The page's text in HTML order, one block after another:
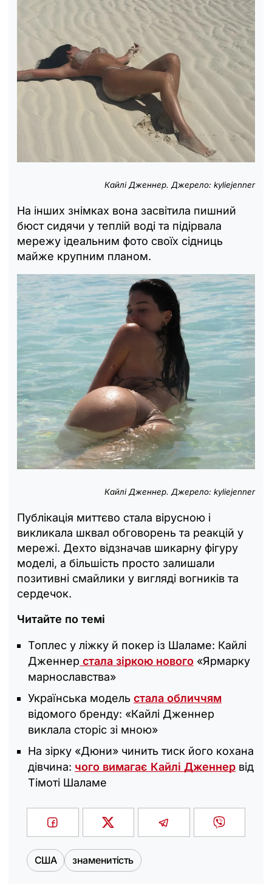
Кайлі Дженнер. Джерело: kyliejenner
На інших знімках вона засвітила пишний
бюст сидячи у теплій воді та підірвала
мережу ідеальним фото своїх сідниць
майже крупним планом.
Кайлі Дженнер. Джерело: kyliejenner
Публікація миттєво стала вірусною і
викликала шквал обговорень та реакцій у
мережі. Дехто відзначав шикарну фігуру
моделі, а більшість просто залишали
позитивні смайлики у вигляді вогників та
сердечок.
Читайте по темі
Топлес у ліжку й покер із Шаламе: Кайлі
Дженнер стала зіркою нового «Ярмарку
марнославства»
Українська модель стала обличчям
відомого бренду: «‎Кайлі Дженнер
виклала сторіс зі мною»
На зірку «Дюни» чинить тиск його кохана
дівчина: чого вимагає Кайлі Дженнер від
Тімоті Шаламе
США знаменитість